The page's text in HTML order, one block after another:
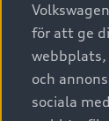
A6
SUV
Avant
Privatleasing
Nya bilar i
Begagnade
Audi
Service &
Audi digital
Tjänstebil
Tjänstebil
Business
Om Audi
för att ge
och
sociala